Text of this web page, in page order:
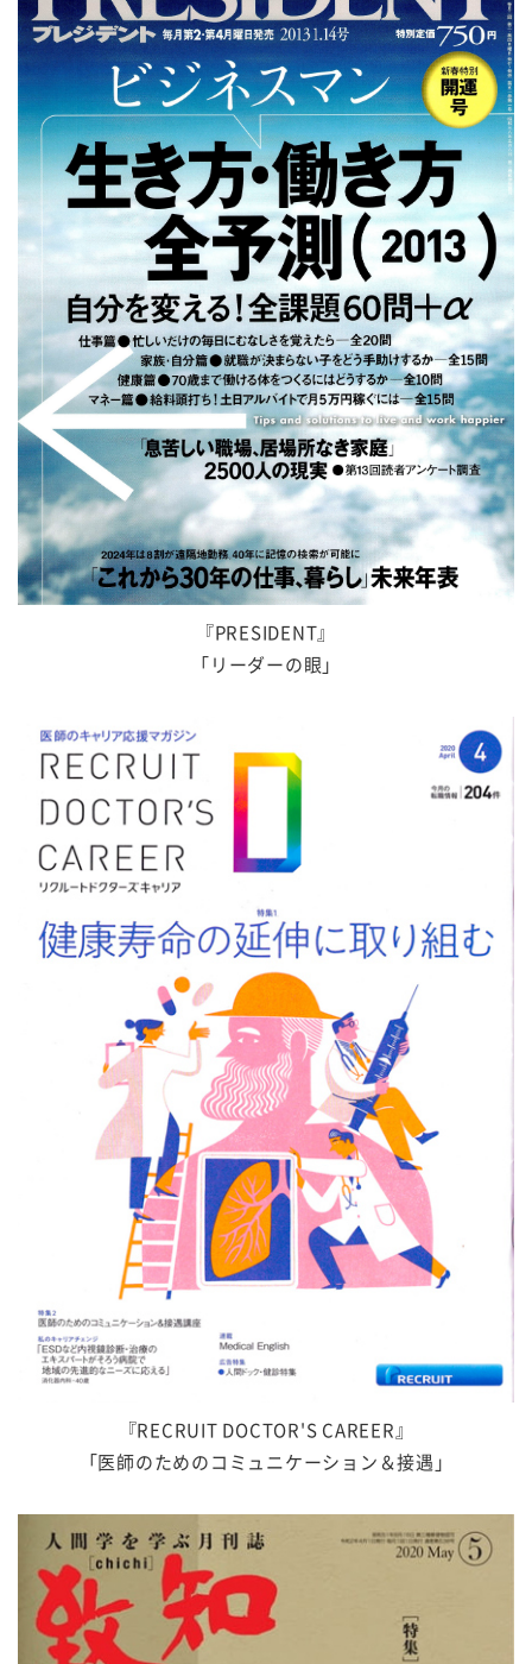
『PRESIDENT』
「リーダーの眼」
『RECRUIT DOCTOR'S CAREER』
「医師のためのコミュニケーション＆接遇」